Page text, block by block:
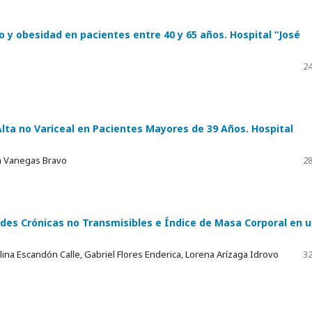
obesidad en pacientes entre 40 y 65 años. Hospital “José
no Variceal en Pacientes Mayores de 39 Años. Hospital
Bravo
Crónicas no Transmisibles e Índice de Masa Corporal en
Escandón Calle, Gabriel Flores Enderica, Lorena Arízaga Idrovo